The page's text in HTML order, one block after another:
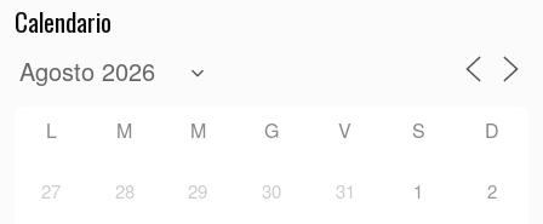
Calendario
L M M G V S D
27 28 29 30 31 1 2